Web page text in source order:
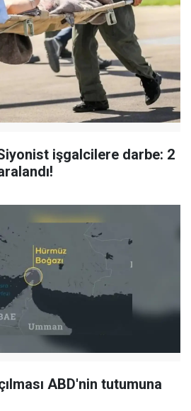
işgalcilere darbe: 2
ABD'nin tutumuna